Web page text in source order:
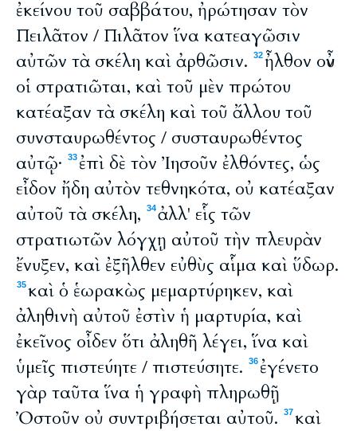
ἐκείνου τοῦ σαββάτου, ἠρώτησαν τὸν
Πειλᾶτον / Πιλᾶτον ἵνα κατεαγῶσιν
αὐτῶν τὰ σκέλη καὶ ἀρθῶσιν.
32ἦλθον οὖν
οἱ στρατιῶται, καὶ τοῦ μὲν πρώτου
κατέαξαν τὰ σκέλη καὶ τοῦ ἄλλου τοῦ
συνσταυρωθέντος / συσταυρωθέντος
αὐτῷ·
33 ἐπὶ δὲ τὸν Ἰησοῦν ἐλθόντες, ὡς
εἶδον ἤδη αὐτὸν τεθνηκότα, οὐ κατέαξαν
αὐτοῦ τὰ σκέλη,
34ἀλλ' εἷς τῶν
στρατιωτῶν λόγχῃ αὐτοῦ τὴν πλευρὰν
ἔνυξεν, καὶ ἐξῆλθεν εὐθὺς αἷμα καὶ ὕδωρ.
35καὶ ὁ ἑωρακὼς μεμαρτύρηκεν, καὶ
ἀληθινὴ αὐτοῦ ἐστὶν ἡ μαρτυρία, καὶ
ἐκεῖνος οἶδεν ὅτι ἀληθῆ λέγει, ἵνα καὶ
ὑμεῖς πιστεύητε / πιστεύσητε.
36 ἐγένετο
γὰρ ταῦτα ἵνα ἡ γραφὴ πληρωθῇ
Ὀστοῦν οὐ συντριβήσεται αὐτοῦ.
37καὶ